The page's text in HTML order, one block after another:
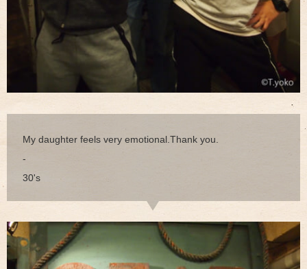
My daughter feels very emotional.Thank you.
-
30's